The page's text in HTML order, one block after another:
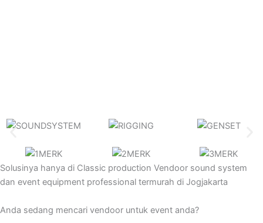
Solusinya hanya di Classic production Vendoor sound system
dan event equipment professional termurah di Jogjakarta
Anda sedang mencari vendoor untuk event anda?